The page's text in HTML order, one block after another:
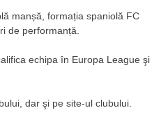
manșă, formația spaniolă FC
de performanță.
echipa în Europa League şi
dar şi pe site-ul clubului.